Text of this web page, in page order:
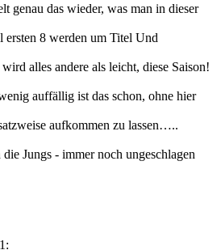
genau das wieder, was man in dieser
ersten 8 werden um Titel Und
alles andere als leicht, diese Saison!
auffällig ist das schon, ohne hier
aufkommen zu lassen…..
Jungs - immer noch ungeschlagen